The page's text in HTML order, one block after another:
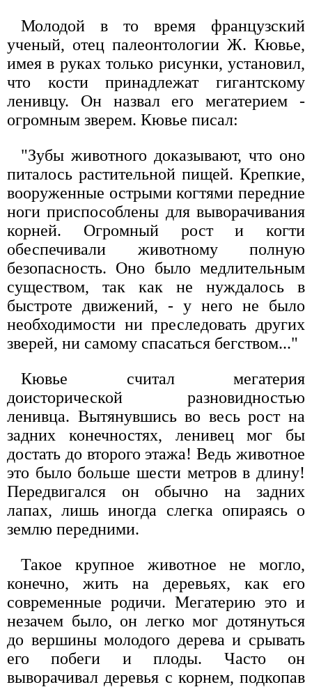
Молодой в то время французский
ученый, отец палеонтологии Ж. Кювье,
имея в руках только рисунки, установил,
что кости принадлежат гигантскому
ленивцу. Он назвал его мегатерием -
огромным зверем. Кювье писал:
"Зубы животного доказывают, что оно
питалось растительной пищей. Крепкие,
вооруженные острыми когтями передние
ноги приспособлены для выворачивания
корней. Огромный рост и когти
обеспечивали животному полную
безопасность. Оно было медлительным
существом, так как не нуждалось в
быстроте движений, - у него не было
необходимости ни преследовать других
зверей, ни самому спасаться бегством..."
Кювье считал мегатерия
доисторической разновидностью
ленивца. Вытянувшись во весь рост на
задних конечностях, ленивец мог бы
достать до второго этажа! Ведь животное
это было больше шести метров в длину!
Передвигался он обычно на задних
лапах, лишь иногда слегка опираясь о
землю передними.
Такое крупное животное не могло,
конечно, жить на деревьях, как его
современные родичи. Мегатерию это и
незачем было, он легко мог дотянуться
до вершины молодого дерева и срывать
его побеги и плоды. Часто он
выворачивал деревья с корнем, подкопав